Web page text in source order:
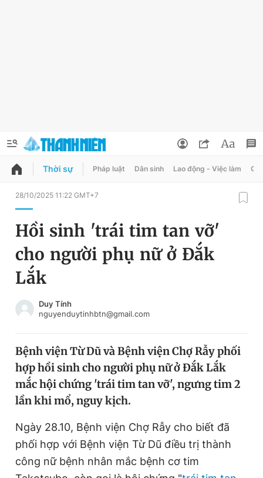
QUẢNG CÁO
Chuyên mục
Chuyên mục khác
Chào ngày mới
Video Magazine
Sản phẩm khác
Tiện ích Bạn cần biết
Đổi mật khẩu
Tin đã lưu
Đăng xuất
Thời sự Pháp luật Dân sinh Lao động - Việc làm
28/10/2025 11:22 GMT+7
Hồi sinh 'trái tim tan vỡ'
cho người phụ nữ ở Đắk
Lắk
Duy Tính
nguyenduytinhbtn@gmail.com
Bệnh viện Từ Dũ và Bệnh viện Chợ Rẫy phối
hợp hồi sinh cho người phụ nữ ở Đắk Lắk
mắc hội chứng 'trái tim tan vỡ', ngưng tim 2
lần khi mổ, nguy kịch.
Ngày 28.10, Bệnh viện Chợ Rẫy cho biết đã
phối hợp với Bệnh viện Từ Dũ điều trị thành
công nữ bệnh nhân mắc bệnh cơ tim